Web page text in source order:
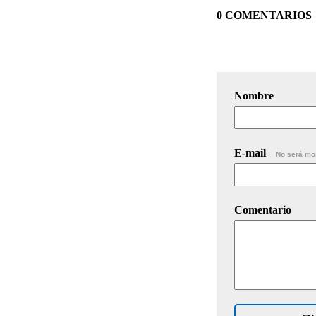
0 COMENTARIOS
Nombre
E-mail No será
Comentario